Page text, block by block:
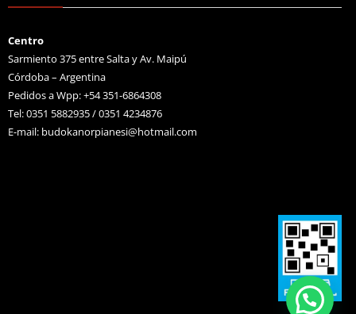
Centro
Sarmiento 375 entre Salta y Av. Maipú
Córdoba – Argentina
Pedidos a Wpp: +54 351-6864308
Tel: 0351 5882935 / 0351 4234876
E-mail: budokanorpianesi@hotmail.com